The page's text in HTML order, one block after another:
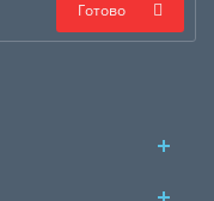
Готово